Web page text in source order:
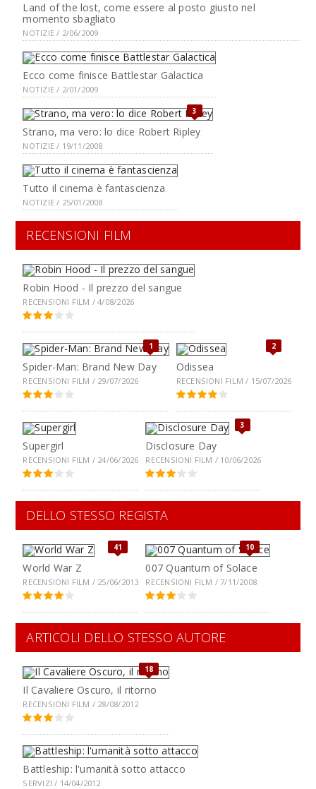
Land of the lost, come essere al posto giusto nel
momento sbagliato
NOTIZIE / 2/06/2009
Ecco come finisce Battlestar Galactica
NOTIZIE / 2/01/2009
3
Strano, ma vero: lo dice Robert Ripley
NOTIZIE / 19/11/2008
Tutto il cinema è fantascienza
NOTIZIE / 25/01/2008
RECENSIONI FILM
Robin Hood - Il prezzo del sangue
RECENSIONI FILM / 4/08/2026
1
Spider-Man: Brand New Day
RECENSIONI FILM / 29/07/2026
2
Odissea
RECENSIONI FILM / 15/07/2026
Supergirl
RECENSIONI FILM / 24/06/2026
3
Disclosure Day
RECENSIONI FILM / 10/06/2026
DELLO STESSO REGISTA
41
World War Z
RECENSIONI FILM / 25/06/2013
10
007 Quantum of Solace
RECENSIONI FILM / 7/11/2008
ARTICOLI DELLO STESSO AUTORE
18
Il Cavaliere Oscuro, il ritorno
RECENSIONI FILM / 28/08/2012
Battleship: l'umanità sotto attacco
SERVIZI / 14/04/2012